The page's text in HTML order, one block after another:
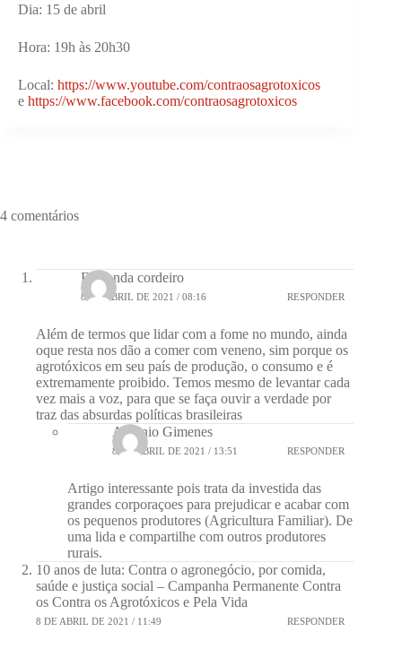
Dia: 15 de abril
Hora: 19h às 20h30
Local: https://www.youtube.com/contraosagrotoxicos
e https://www.facebook.com/contraosagrotoxicos
4 comentários
Fernanda cordeiro
8 DE ABRIL DE 2021 / 08:16 RESPONDER
Além de termos que lidar com a fome no mundo, ainda
oque resta nos dão a comer com veneno, sim porque os
agrotóxicos em seu país de produção, o consumo e é
extremamente proibido. Temos mesmo de levantar cada
vez mais a voz, para que se faça ouvir a verdade por
traz das absurdas políticas brasileiras
Antonio Gimenes
8 DE ABRIL DE 2021 / 13:51 RESPONDER
Artigo interessante pois trata da investida das
grandes corporaçoes para prejudicar e acabar com
os pequenos produtores (Agricultura Familiar). De
uma lida e compartilhe com outros produtores
rurais.
10 anos de luta: Contra o agronegócio, por comida,
saúde e justiça social – Campanha Permanente Contra
os Contra os Agrotóxicos e Pela Vida
8 DE ABRIL DE 2021 / 11:49 RESPONDER